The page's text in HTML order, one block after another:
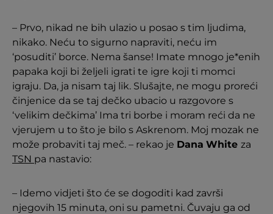
– Prvo, nikad ne bih ulazio u posao s tim ljudima,
nikako. Neću to sigurno napraviti, neću im
‘posuditi’ borce. Nema šanse! Imate mnogo je*enih
papaka koji bi željeli igrati te igre koji ti momci
igraju. Da, ja nisam taj lik. Slušajte, ne mogu proreći
činjenice da se taj dečko ubacio u razgovore s
‘velikim dečkima’ Ima tri borbe i moram reći da ne
vjerujem u to što je bilo s Askrenom. Moj mozak ne
može probaviti taj meč. – rekao je Dana White za
TSN pa nastavio:
– Idemo vidjeti što će se dogoditi kad završi
njegovih 15 minuta, oni su pametni. Čuvaju ga od